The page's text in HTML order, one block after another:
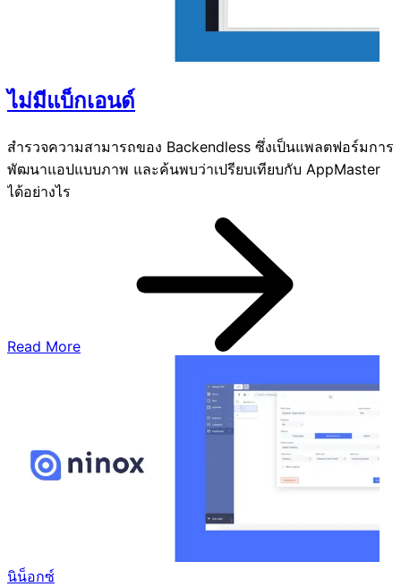
ไม่มีแบ็กเอนด์
สำรวจความสามารถของ Backendless ซึ่งเป็นแพลตฟอร์มการ
พัฒนาแอปแบบภาพ และค้นพบว่าเปรียบเทียบกับ AppMaster
ได้อย่างไร
Read More
นิน็อกซ์